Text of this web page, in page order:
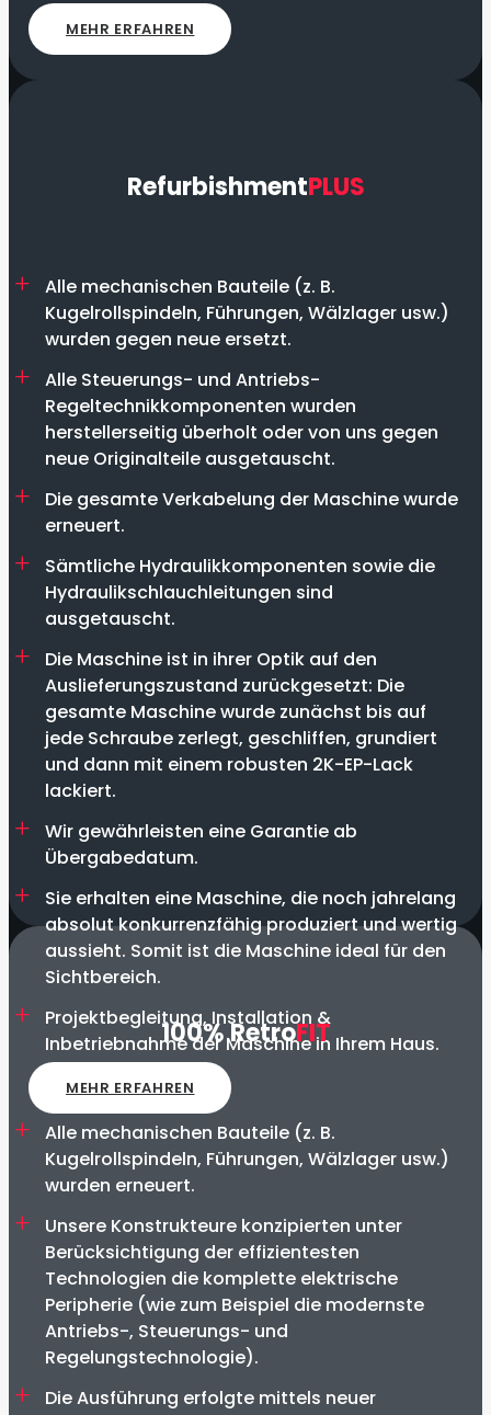
MEHR ERFAHREN
RefurbishmentPLUS
Alle mechanischen Bauteile (z. B.
Kugelrollspindeln, Führungen, Wälzlager usw.)
wurden gegen neue ersetzt.
Alle Steuerungs- und Antriebs-
Regeltechnikkomponenten wurden
herstellerseitig überholt oder von uns gegen
neue Originalteile ausgetauscht.
Die gesamte Verkabelung der Maschine wurde
erneuert.
Sämtliche Hydraulikkomponenten sowie die
Hydraulikschlauchleitungen sind
ausgetauscht.
Die Maschine ist in ihrer Optik auf den
Auslieferungszustand zurückgesetzt: Die
gesamte Maschine wurde zunächst bis auf
jede Schraube zerlegt, geschliffen, grundiert
und dann mit einem robusten 2K-EP-Lack
lackiert.
Wir gewährleisten eine Garantie ab
Übergabedatum.
Sie erhalten eine Maschine, die noch jahrelang
absolut konkurrenzfähig produziert und wertig
aussieht. Somit ist die Maschine ideal für den
Sichtbereich.
Projektbegleitung, Installation &
Inbetriebnahme der Maschine in Ihrem Haus.
MEHR ERFAHREN
100% RetroFIT
Alle mechanischen Bauteile (z. B.
Kugelrollspindeln, Führungen, Wälzlager usw.)
wurden erneuert.
Unsere Konstrukteure konzipierten unter
Berücksichtigung der effizientesten
Technologien die komplette elektrische
Peripherie (wie zum Beispiel die modernste
Antriebs-, Steuerungs- und
Regelungstechnologie).
Die Ausführung erfolgte mittels neuer